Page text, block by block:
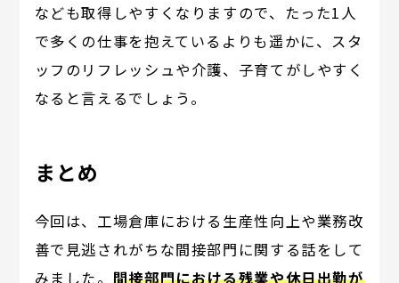
なども取得しやすくなりますので、たった1人
で多くの仕事を抱えているよりも遥かに、スタ
ッフのリフレッシュや介護、子育てがしやすく
なると言えるでしょう。
まとめ
今回は、工場倉庫における生産性向上や業務改
善で見逃されがちな間接部門に関する話をして
みました。 間接部門における残業や休日出勤が